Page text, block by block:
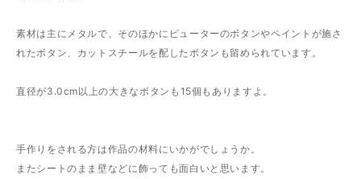
素材は主にメタルで、そのほかにピューターのボタンやペイントが施さ
れたボタン、カットスチールを配したボタンも留められています。
直径が3.0cm以上の大きなボタンも15個もありますよ。
手作りをされる方は作品の材料にいかがでしょうか。
またシートのまま壁などに飾っても面白いと思います。